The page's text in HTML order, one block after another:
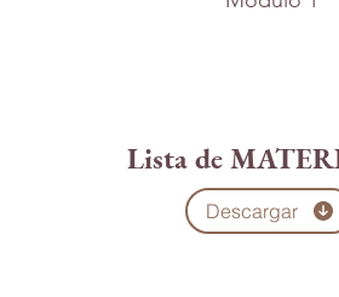
Descargar
Lista de